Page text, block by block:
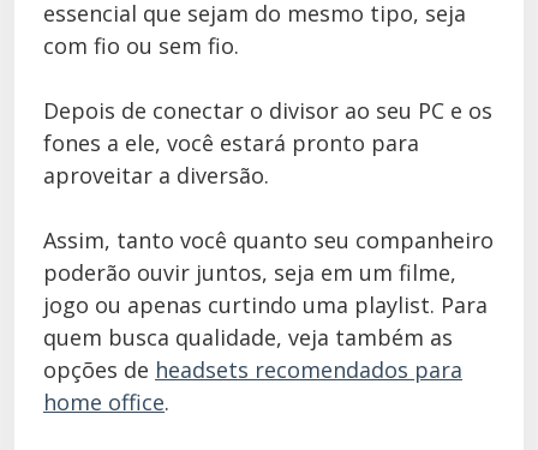
essencial que sejam do mesmo tipo, seja
com fio ou sem fio.
Depois de conectar o divisor ao seu PC e os
fones a ele, você estará pronto para
aproveitar a diversão.
Assim, tanto você quanto seu companheiro
poderão ouvir juntos, seja em um filme,
jogo ou apenas curtindo uma playlist. Para
quem busca qualidade, veja também as
opções de headsets recomendados para
home office.